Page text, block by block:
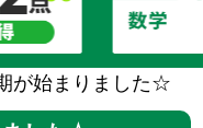
が始まりました☆